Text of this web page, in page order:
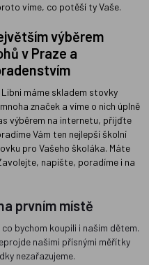
víme, co potěší ty Vaše.
výběrem
v Praze a
máme skladem stovky
značek a víme o nich úplně
výběrem na internetu, přijďte
Vám ten nejlepší školní
pro Vašeho školáka. Máte
napište, poradíme i na
prvním místě
bychom koupili i našim dětem.
našimi přísnými měřítky
nezařazujeme.